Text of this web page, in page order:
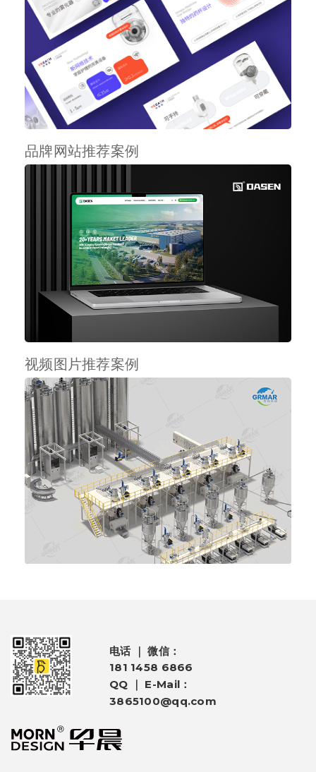
品牌网站推荐案例
视频图片推荐案例
电话 ｜ 微信：
181 1458 6866
QQ ｜ E-Mail：
3865100@qq.com